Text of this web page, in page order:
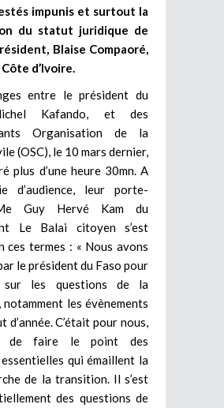
impunis et surtout la
du statut juridique de
Blaise Compaoré,
d’Ivoire.
entre le président du
Kafando, et des
Organisation de la
(OSC), le 10 mars dernier,
plus d’une heure 30mn. A
d’audience, leur porte-
Guy Hervé Kam du
Le Balai citoyen s’est
ces termes : « Nous avons
le président du Faso pour
sur les questions de la
les évènements
d’année. C’était pour nous,
de faire le point des
qui émaillent la
de la transition. Il s’est
des questions de